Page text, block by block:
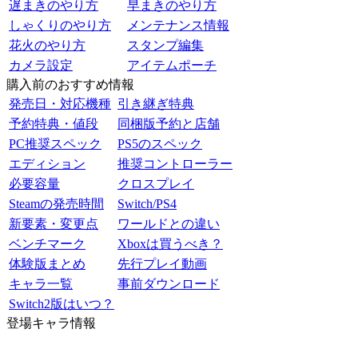
遅まきのやり方
早まきのやり方
しゃくりのやり方
メンテナンス情報
花火のやり方
スタンプ編集
カメラ設定
アイテムポーチ
購入前のおすすめ情報
発売日・対応機種 引き継ぎ特典
予約特典・値段
同梱版予約と店舗
PC推奨スペック
PS5のスペック
エディション
推奨コントローラー
必要容量
クロスプレイ
Steamの発売時間
Switch/PS4
新要素・変更点
ワールドとの違い
ベンチマーク
Xboxは買うべき？
体験版まとめ
先行プレイ動画
キャラ一覧
事前ダウンロード
Switch2版はいつ？
登場キャラ情報